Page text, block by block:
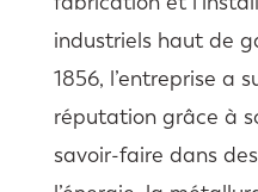
industriels haut de
1856, l’entreprise a
réputation grâce à
savoir-faire dans